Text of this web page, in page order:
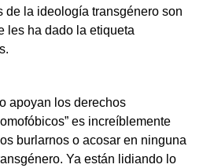
de la ideología transgénero son
les ha dado la etiqueta
apoyan los derechos
es increíblemente
burlarnos o acosar en ninguna
Ya están lidiando lo